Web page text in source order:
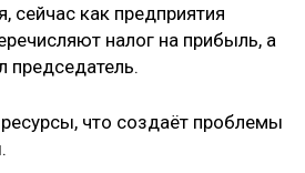
как предприятия
налог на прибыль, а
председатель.
что создаёт проблемы